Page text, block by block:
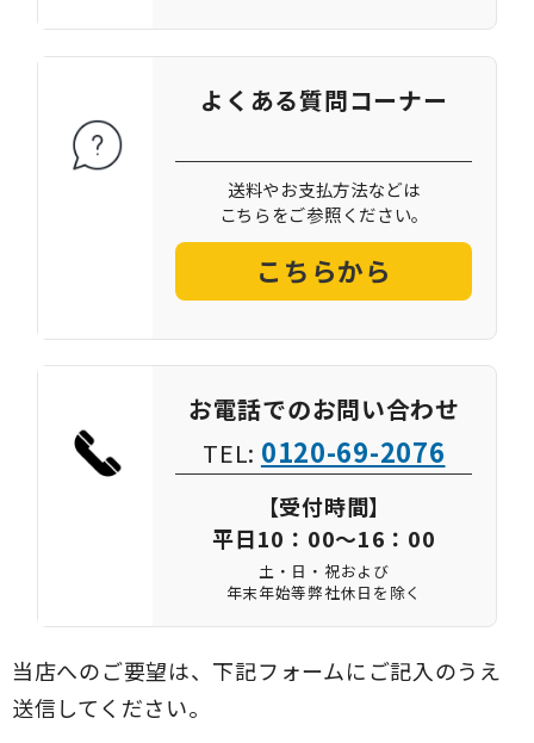
よくある質問コーナー
送料やお支払方法などは
こちらをご参照ください。
こちらから
お電話でのお問い合わせ
TEL: 0120-69-2076
【受付時間】
平日10：00～16：00
土・日・祝および
年末年始等弊社休日を除く
当店へのご要望は、下記フォームにご記入のうえ
送信してください。